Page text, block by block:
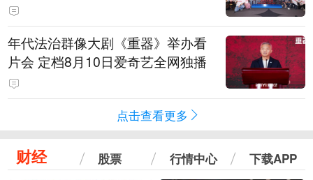
年代法治群像大剧《重器》举办看
片会 定档8月10日爱奇艺全网独播
点击查看更多
财经 股票 行情中心 下载APP